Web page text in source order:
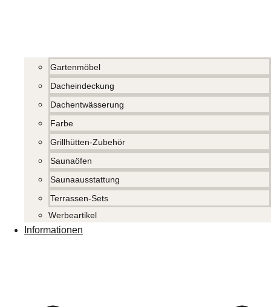
Gartenmöbel
Dacheindeckung
Dachentwässerung
Farbe
Grillhütten-Zubehör
Saunaöfen
Saunaausstattung
Terrassen-Sets
Werbeartikel
Informationen